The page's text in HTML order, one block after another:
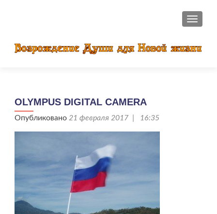
OLYMPUS DIGITAL CAMERA
Опубликовано 21 февраля 2017 | 16:35